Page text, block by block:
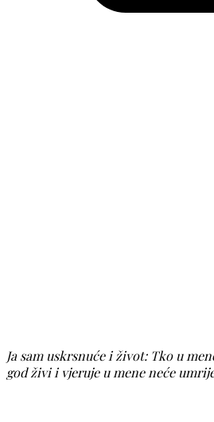
Ja sam uskrsnuće i život: Tko u
god živi i vjeruje u mene neće